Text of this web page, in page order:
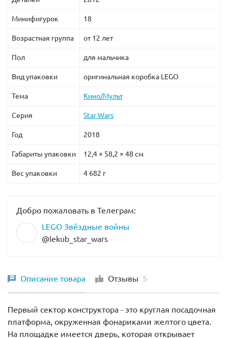
Минифигурок 18
Возрастная группа от 12 лет
Пол для мальчика
Вид упаковки оригинальная коробка LEGO
Тема Кино/Мульт
Серия Star Wars
Год 2018
Габариты упаковки 12,4 × 58,2 × 48 см
Вес упаковки 4 682 г
Добро пожаловать в Телеграм:
LEGO Звёздные войны
@lekub_star_wars
Описание товара Отзывы 5
Первый сектор конструктора - это круглая посадочная
платформа, окруженная фонариками желтого цвета.
На площадке имеется дверь, которая открывает